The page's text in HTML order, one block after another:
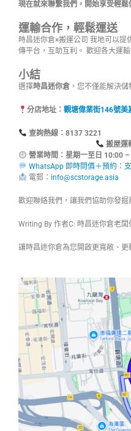
現在就來聯繫我們，開始享受輕鬆
運輸合作，輕鬆運送
時昌迷你倉×搬運公司 我地可以
傳平台，互助互利。 歡迎各大運
小結
選擇時昌迷你倉 ，您不僅能解決
分店地址： 觀塘偉業街146號美
查詢
搬屋運
營業時間：星期一至日
WhatsApp 即時問價＋預約：
電郵： info@scstorage.asia
歡迎聯絡我們，讓我們協助你發
Writing By 作者C: 時昌迷你倉老闆
讓時昌迷你倉為您開啟更寬敞、更